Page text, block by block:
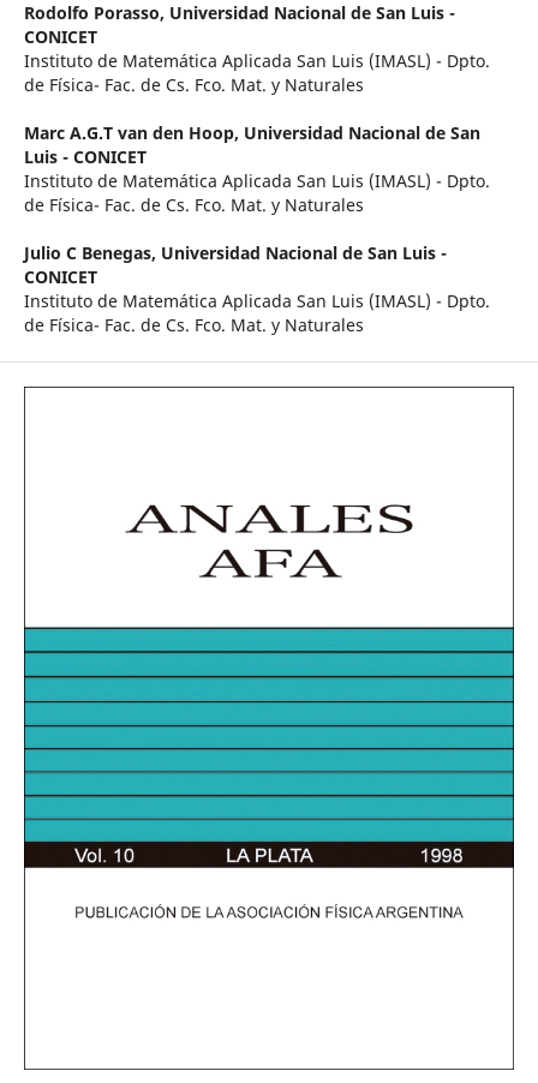
Rodolfo Porasso, Universidad Nacional de San Luis -
CONICET
Instituto de Matemática Aplicada San Luis (IMASL) - Dpto.
de Física- Fac. de Cs. Fco. Mat. y Naturales
Marc A.G.T van den Hoop, Universidad Nacional de San
Luis - CONICET
Instituto de Matemática Aplicada San Luis (IMASL) - Dpto.
de Física- Fac. de Cs. Fco. Mat. y Naturales
Julio C Benegas, Universidad Nacional de San Luis -
CONICET
Instituto de Matemática Aplicada San Luis (IMASL) - Dpto.
de Física- Fac. de Cs. Fco. Mat. y Naturales